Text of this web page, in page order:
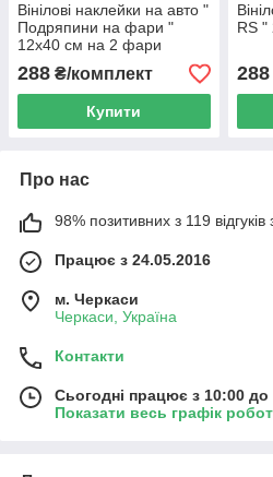
Вінілові наклейки на авто "
Подряпини на фари "
12х40 см на 2 фари
288 ₴/комплект
Купити
RS "
288
Про нас
98% позитивних з 119 відгуків
Працює з 24.05.2016
м. Черкаси
Черкаси, Україна
Контакти
Сьогодні працює з 10:00 до
Показати весь графік